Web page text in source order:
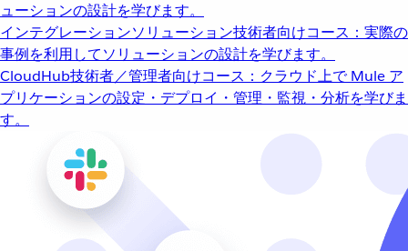
ューションの設計を学びます。
インテグレーションソリューション技術者向けコース：実際の
事例を利用してソリューションの設計を学びます。
CloudHub技術者／管理者向けコース：クラウド上で Mule ア
プリケーションの設定・デプロイ・管理・監視・分析を学びま
す。